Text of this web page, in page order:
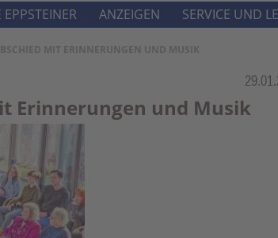
MIT ERINNERUNGEN UND MUSIK
Erinnerungen und Musik
EPPSTEINER ANZEIGEN SERVICE UND